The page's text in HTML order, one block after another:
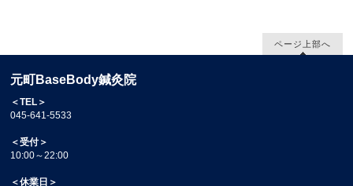
ページ上部へ
元町BaseBody鍼灸院
＜TEL＞
045-641-5533
＜受付＞
10:00～22:00
＜休業日＞